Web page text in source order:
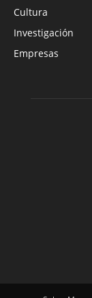
Cultura
Investigación
Empresas